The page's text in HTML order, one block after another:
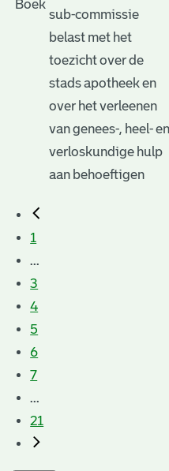
sub-commissie
belast met het
toezicht over de
stads apotheek en
over het verleenen
van genees-, heel- en
verloskundige hulp
aan behoeftigen
1
...
3
4
5
6
7
...
21